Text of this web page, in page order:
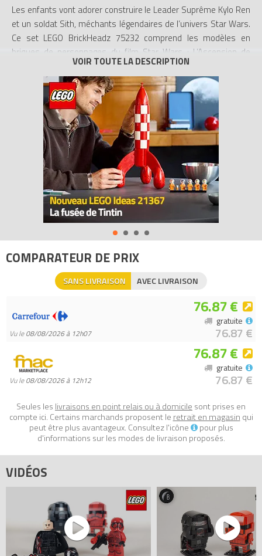
Les enfants vont adorer construire le Leader Suprême Kylo Ren
et un soldat Sith, méchants légendaires de l’univers Star Wars.
Ce set LEGO BrickHeadz 75232 comprend les modèles en
briques de personnages du film Star Wars : L’Ascension de
Skywalker, ainsi que des détails amusants tels que le sabre
laser et le casque emblématiques de Kylo, ainsi que l'arme et
l'armure rouge du soldat Sith. Les fans peuvent également
exposer ces personnages LEGO Star Wars à construire sur les
plaques de base incluses, afin d’afficher leur dévotion au
puissant Premier Ordre.
- Les modèles en briques du Leader Suprême Kylo Ren et du
soldat Sith LEGO BrickHeadz Star Wars incluent de nombreux
détails authentiques du film Star Wars : L’Ascension de
Skywalker, dont le sabre laser et le casque emblématiques de
Kylo, ainsi que l'arme et l'armure rouge du soldat Sith.
- Ces personnages LEGO BrickHeadz à construire sont
accompagnés de leurs propres plaques de base collector.
- Chaque personnage LEGO Star Wars mesure plus de 7 cm de
- Les plaques de base mesurent chacune plus de 4 cm2.
Tous les prix du
LEGO BrickHeadz 75232 Kylo Ren et soldat Sith
(Kylo Ren & Sith Trooper)
sur Avenue de la brique, comparateur
de prix 100% LEGO.
Code EAN du LEGO BrickHeadz 75232 : 5702016644180.
COMPARATEUR DE PRIX
SANS LIVRAISON AVEC LIVRAISON
Vu le08/08/2026 à 12h07
76.87 €
76.87 €
gratuite
Vu le08/08/2026 à 12h12
76.87 €
76.87 €
gratuite
Seules les livraisons en point relais ou à domicile sont prises en
compte ici. Certains marchands proposent le retrait en magasin qui
peut être plus avantageux. Consultez l'icône
pour plus
d'informations sur les modes de livraison proposés.
VIDÉOS